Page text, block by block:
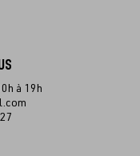
à 19h